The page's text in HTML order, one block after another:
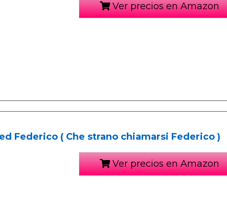
Ver precios en Amazon
Federico ( Che strano chiamarsi Federico )
Ver precios en Amazon